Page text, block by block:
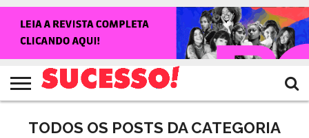
NOTÍCIAS
SHOWS
ENTREVISTAS
CLIQUES
RANKING
CROWLEY
TV
SUCESSO!
REVISTA
SUCESSO!
TODOS OS POSTS DA CATEGORIA